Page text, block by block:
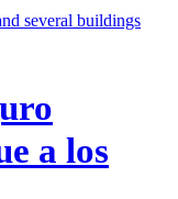
a los